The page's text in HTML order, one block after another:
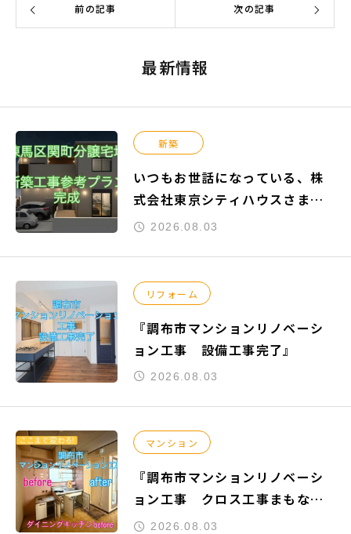
前の記事 次の記事
最新情報
新築
いつもお世話になっている、株
式会社東京シティハウスさまよ
りご依頼頂きました『練馬区関
2026.08.03
リフォーム
『調布市マンションリノベーシ
ョン工事 設備工事完了』
2026.08.03
マンション
『調布市マンションリノベーシ
ョン工事 クロス工事まもなく
完了』
2026.08.03